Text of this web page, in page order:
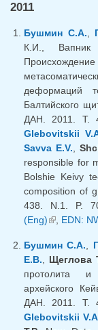
2011
Бушмин С.А.
К.И.,
деформаций
Балтийского
ДАН. 2011.
Glebovitskii
Savva E.V. ,
responsible for
Bolshie Keivy
composition of
438. N.1. P.
(Eng)(внешняя
EDN:
Бушмин С.А.
Е.В.
Щеглова
протолита и
архейского
ДАН. 2011.
Glebovitskii